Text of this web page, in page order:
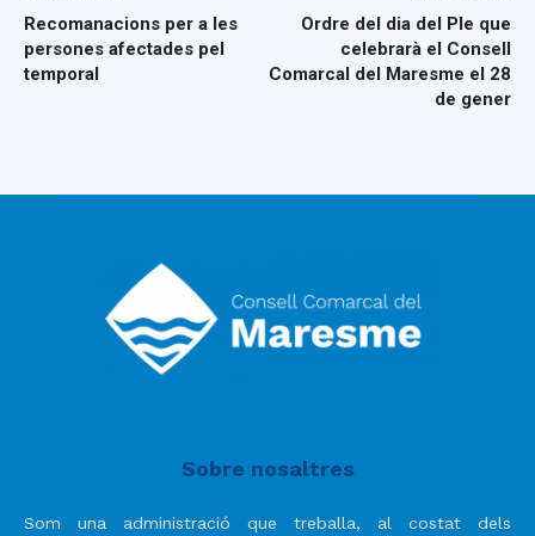
Recomanacions per a les
persones afectades pel
temporal
Ordre del dia del Ple que
celebrarà el Consell
Comarcal del Maresme el 28
de gener
Sobre nosaltres
Som una administració que treballa, al costat dels